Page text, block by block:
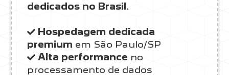
dedicados no Brasil.
Hospedagem dedicada
premium em São Paulo/SP
Alta performance no
processamento de dados